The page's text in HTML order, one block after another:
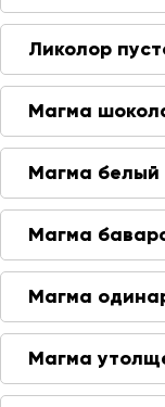
Ликолор
Магма
Магма белый
Магма
Магма
Магма